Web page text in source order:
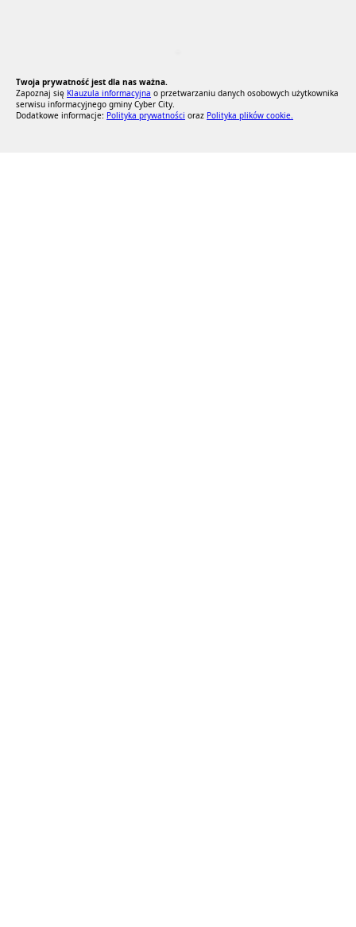
Twoja prywatność jest dla nas ważna.
Zapoznaj się Klauzula informacyjna o przetwarzaniu danych osobowych użytkownika
serwisu informacyjnego gminy Cyber City.
Dodatkowe informacje: Polityka prywatności oraz Polityka plików cookie.